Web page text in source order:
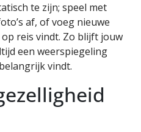
te zijn; speel met
af, of voeg nieuwe
reis vindt. Zo blijft jouw
een weerspiegeling
vindt.